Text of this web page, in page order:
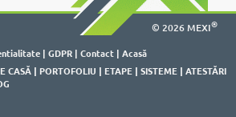
© 2026 MEXI®
| GDPR | Contact | Acasă
CASĂ | PORTOFOLIU | ETAPE | SISTEME | ATESTĂRI